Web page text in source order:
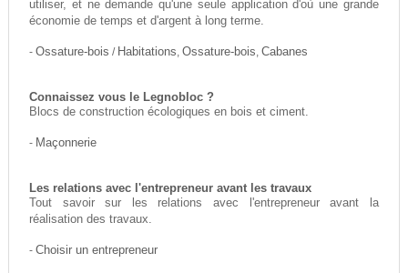
utiliser, et ne demande qu'une seule application d'où une grande
économie de temps et d'argent à long terme.
- Ossature-bois / Habitations, Ossature-bois, Cabanes
Connaissez vous le Legnobloc ?
Blocs de construction écologiques en bois et ciment.
- Maçonnerie
Les relations avec l'entrepreneur avant les travaux
Tout savoir sur les relations avec l'entrepreneur avant la
réalisation des travaux.
- Choisir un entrepreneur